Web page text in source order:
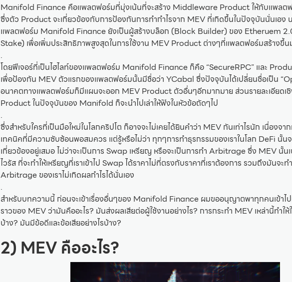
Manifold Finance คือแพลตฟอร์มที่มุ่งเน้นที่จะสร้าง Middleware Product ให้กับแพลต
ซึ่งตัว Product จะเกี่ยวข้องกับการป้องกันการทำกำไรจาก MEV ที่เกิดขึ้นในปัจจุบันนั่นเอง
แพลตฟอร์ม Manifold Finance ยังเป็นผู้สร้างบล็อก (Block Builder) ของ Etheruem
Stake) เพื่อเพิ่มประสิทธิภาพสูงสุดในการใช้งาน MEV Product ต่างๆที่แพลตฟอร์มสร้างขึ้
.
โดยฟีเจอร์ที่เป็นไฮไลท์ของแพลตฟอร์ม Manifold Finance ก็คือ “SecureRPC” และ
เพื่อป้องกัน MEV ตัวแรกของแพลตฟอร์มนั้นมีชื่อว่า YCabal ซึ่งปัจจุบันได้เปลี่ยนชื่อเป็น
อนาคตทางแพลตฟอร์มก็มีแผนจะออก MEV Product ตัวอื่นๆอีกมากมาย ส่วนรายละเอียดเ
Product ในปัจจุบันของ Manifold ก็จะนำไปเล่าให้ฟังในหัวข้อถัดๆไป
.
ซึ่งสำหรับใครที่เป็นมือใหม่ในโลกคริปโต ก็อาจจะไม่เคยได้ยินคำว่า MEV กันเท่าไรนัก เนื่องจา
เทคนิคที่มีความซับซ้อนพอสมควร แต่รู้หรือไม่ว่า ทุกๆการทำธุรกรรมของเราในโลก DeFi นั้นจ
เกี่ยวข้องอยู่เสมอ ไม่ว่าจะเป็นการ Swap เหรียญ หรือจะเป็นการทำ Arbitrage ซึ่ง MEV นั้น
ไวรัส ที่จะทำให้เหรียญที่เราเข้าไป Swap ได้ราคาไม่ที่ตรงกับราคาที่เราต้องการ รวมถึงมันจะท
Arbitrage ของเราไม่เกิดผลกำไรได้นั่นเอง
.
สำหรับบทความนี้ ก่อนจะเข้าเรื่องอื่นๆของ Manifold Finance ผมขออนุญาตพาทุกคนเข้าไป
ราวของ MEV ว่ามันคืออะไร? มันส่งผลเสียต่อผู้ใช้งานอย่างไร? การกระทำ MEV เหล่านี้ทำให้
บ้าง? มันมีข้อดีและข้อเสียอย่างไรบ้าง?
2) MEV คืออะไร?